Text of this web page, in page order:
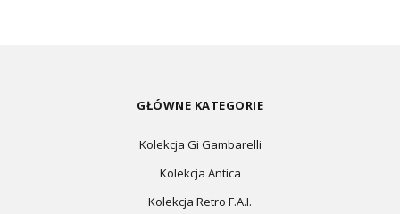
GŁÓWNE KATEGORIE
Kolekcja Gi Gambarelli
Kolekcja Antica
Kolekcja Retro F.A.I.